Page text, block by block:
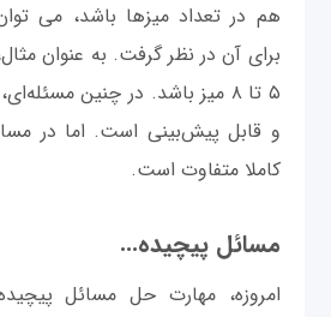
هم در تعداد میزها باشد، می
برای آن در نظر گرفت. به عنوان
۵ تا ۸ میز باشد. در چنین
و قابل پیش‌بینی است. اما در
کاملا متفاوت است.
مسائل پیچیده...
امروزه، مهارت حل مسائل